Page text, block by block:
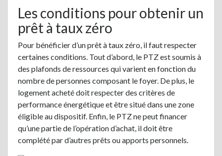
Les conditions pour obtenir un
prêt à taux zéro
Pour bénéficier d’un prêt à taux zéro, il faut respecter
certaines conditions. Tout d’abord, le PTZ est soumis à
des plafonds de ressources qui varient en fonction du
nombre de personnes composant le foyer. De plus, le
logement acheté doit respecter des critères de
performance énergétique et être situé dans une zone
éligible au dispositif. Enfin, le PTZ ne peut financer
qu’une partie de l’opération d’achat, il doit être
complété par d’autres prêts ou apports personnels.